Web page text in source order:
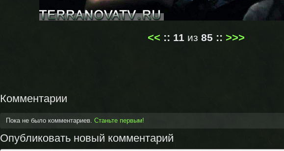
<< :: 11 из 85 :: >>>
Комментарии
Пока не было комментариев. Станьте первым!
Опубликовать новый комментарий